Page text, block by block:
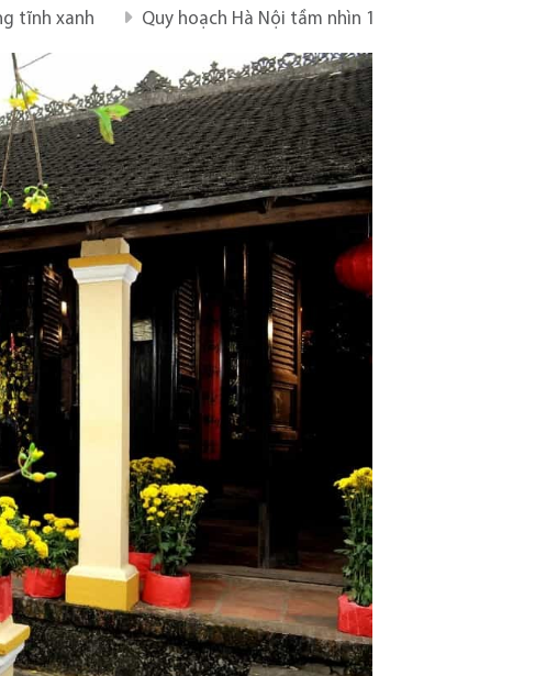
Quy hoạch Hà Nội tầm nhìn 100 năm Quy hoạch mới sau